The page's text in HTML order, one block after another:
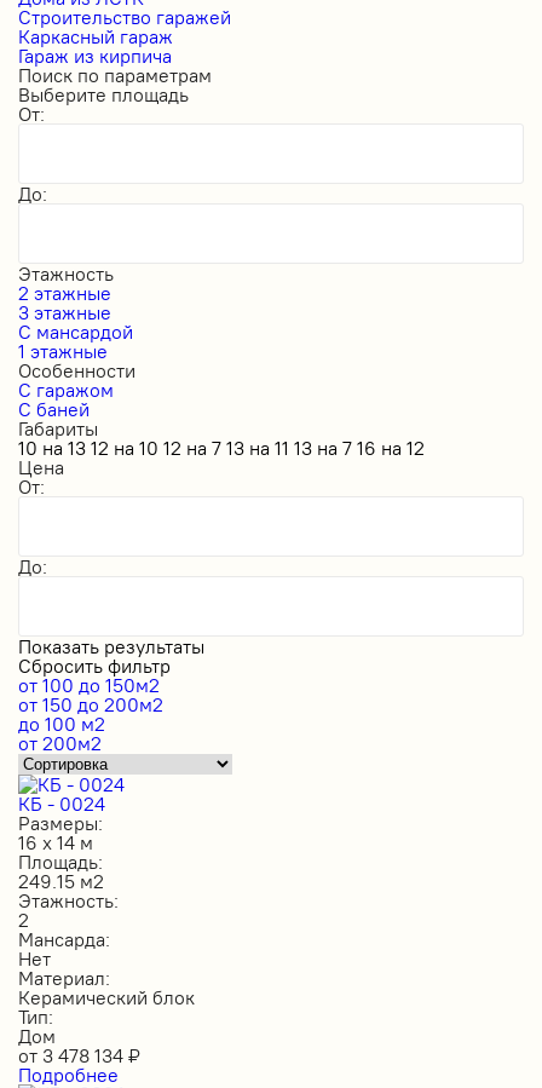
Строительство гаражей
Каркасный гараж
Гараж из кирпича
Поиск по параметрам
Выберите площадь
От:
До:
Этажность
2 этажные
3 этажные
С мансардой
1 этажные
Особенности
С гаражом
С баней
Габариты
10 на 13 12 на 10 12 на 7 13 на 11 13 на 7 16 на 12
Цена
От:
До:
Показать результаты
Сбросить фильтр
от 100 до 150м2
от 150 до 200м2
до 100 м2
от 200м2
КБ - 0024
Размеры:
16 х 14 м
Площадь:
249.15 м2
Этажность:
2
Мансарда:
Нет
Материал:
Керамический блок
Тип:
Дом
от 3 478 134 ₽
Подробнее